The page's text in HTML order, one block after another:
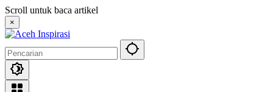
Langsung
ke
konten
Scroll untuk baca artikel
×